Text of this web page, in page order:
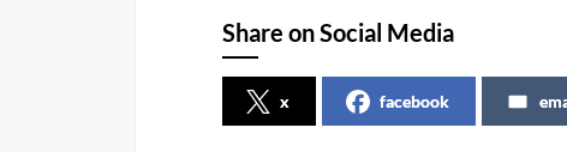
Share on Social Media
x facebook